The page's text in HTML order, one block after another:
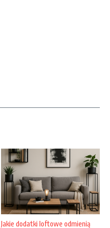
Jakie dodatki loftowe odmienią